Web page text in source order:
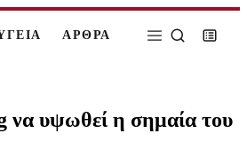
ΑΡΘΡΑ
να υψωθεί η σημαία του